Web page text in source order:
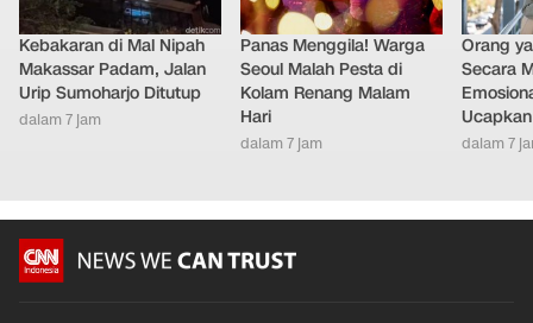
Kebakaran di Mal Nipah
Makassar Padam, Jalan
Urip Sumoharjo Ditutup
dalam 7 jam
Panas Menggila! Warga
Seoul Malah Pesta di
Kolam Renang Malam
Hari
dalam 7 jam
Orang
Secara
dalam 7